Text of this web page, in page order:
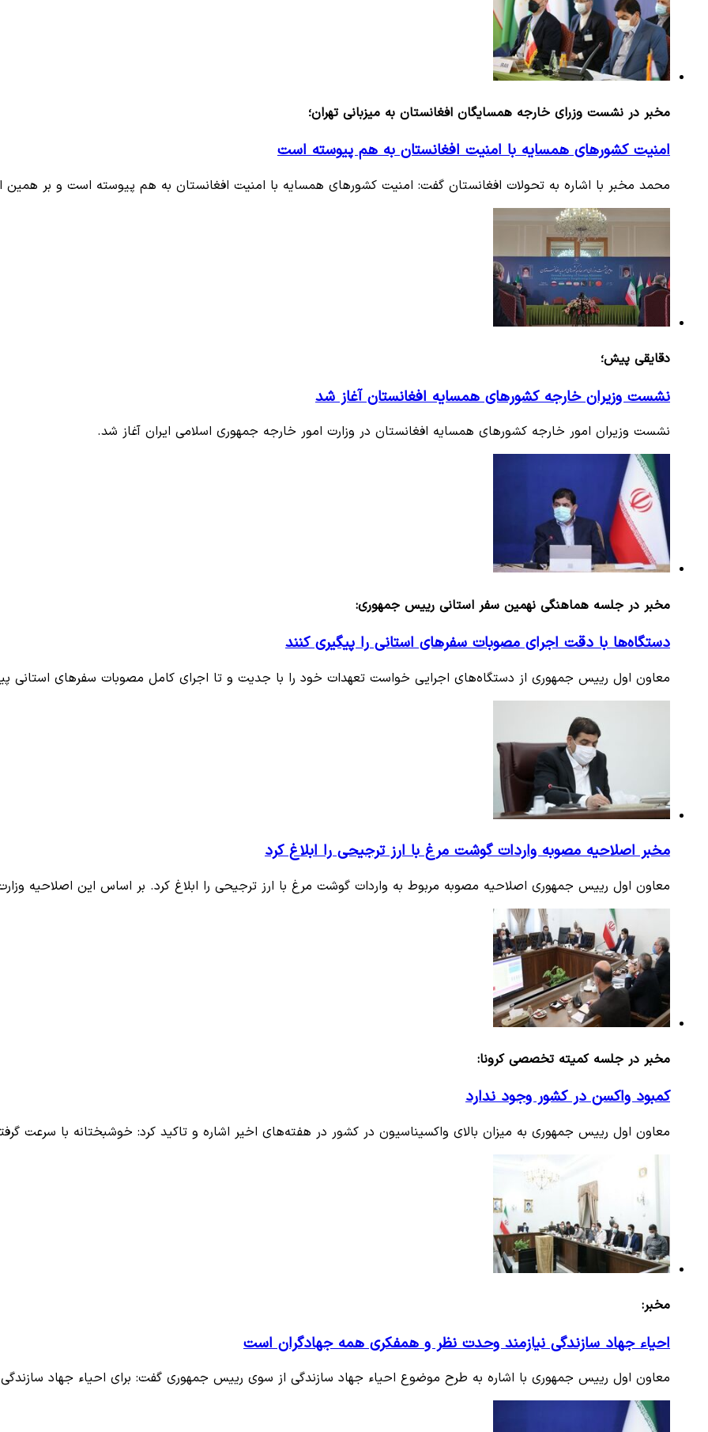
مخبر در نشست وزرای خارجه همسایگان افغانستان به میزبانی تهران؛
امنیت کشورهای همسایه با امنیت افغانستان به هم پیوسته است
محمد مخبر با اشاره به تحولات افغانستان گفت: امنیت کشورهای همسایه با امنیت افغانستان به هم پیوسته است و بر
دقایقی پیش؛
نشست وزیران خارجه کشورهای همسایه افغانستان آغاز شد
نشست وزیران امور خارجه کشورهای همسایه افغانستان در وزارت امور خارجه جمهوری اسلامی ایران آغاز شد.
مخبر در جلسه هماهنگی نهمین سفر استانی رییس جمهوری:
دستگاه‌ها با دقت اجرای مصوبات سفرهای استانی را پیگیری کنند
معاون اول رییس جمهوری از دستگاه‌های اجرایی خواست تعهدات خود را با جدیت و تا اجرای کامل مصوبات سفرهای استانی
مخبر اصلاحیه مصوبه واردات گوشت مرغ با ارز ترجیحی را ابلاغ کرد
معاون اول رییس جمهوری اصلاحیه مصوبه مربوط به واردات گوشت مرغ با ارز ترجیحی را ابلاغ کرد. بر اساس این اصلاحیه
مخبر در جلسه کمیته تخصصی کرونا:
کمبود واکسن در کشور وجود ندارد
معاون اول رییس جمهوری به میزان بالای واکسیناسیون در کشور در هفته‌های اخیر اشاره و تاکید کرد: خوشبختانه با سرعت
مخبر:
احیاء جهاد سازندگی نیازمند وحدت نظر و همفکری همه جهادگران است
معاون اول رییس جمهوری با اشاره به طرح موضوع احیاء جهاد سازندگی از سوی رییس جمهوری گفت: برای احیاء جهاد سازندگی